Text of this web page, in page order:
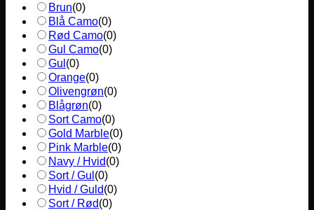
Brun(0)
Blå Camo(0)
Rød Camo(0)
Gul Camo(0)
Gul (0)
Orange(0)
Olivengrøn(0)
Blågrøn(0)
Sort Camo(0)
Gold Marble(0)
Pink Marble(0)
Navy / Hvid(0)
Sort / Gul (0)
Hvid / Guld(0)
Sort / Rød(0)